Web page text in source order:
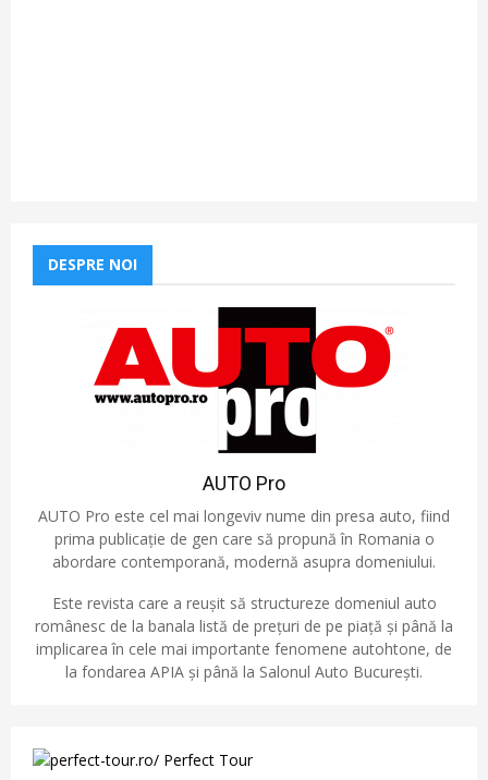
DESPRE NOI
AUTO Pro
AUTO Pro este cel mai longeviv nume din presa auto, fiind
prima publicație de gen care să propună în Romania o
abordare contemporană, modernă asupra domeniului.
Este revista care a reușit să structureze domeniul auto
românesc de la banala listă de prețuri de pe piață și până la
implicarea în cele mai importante fenomene autohtone, de
la fondarea APIA și până la Salonul Auto București.